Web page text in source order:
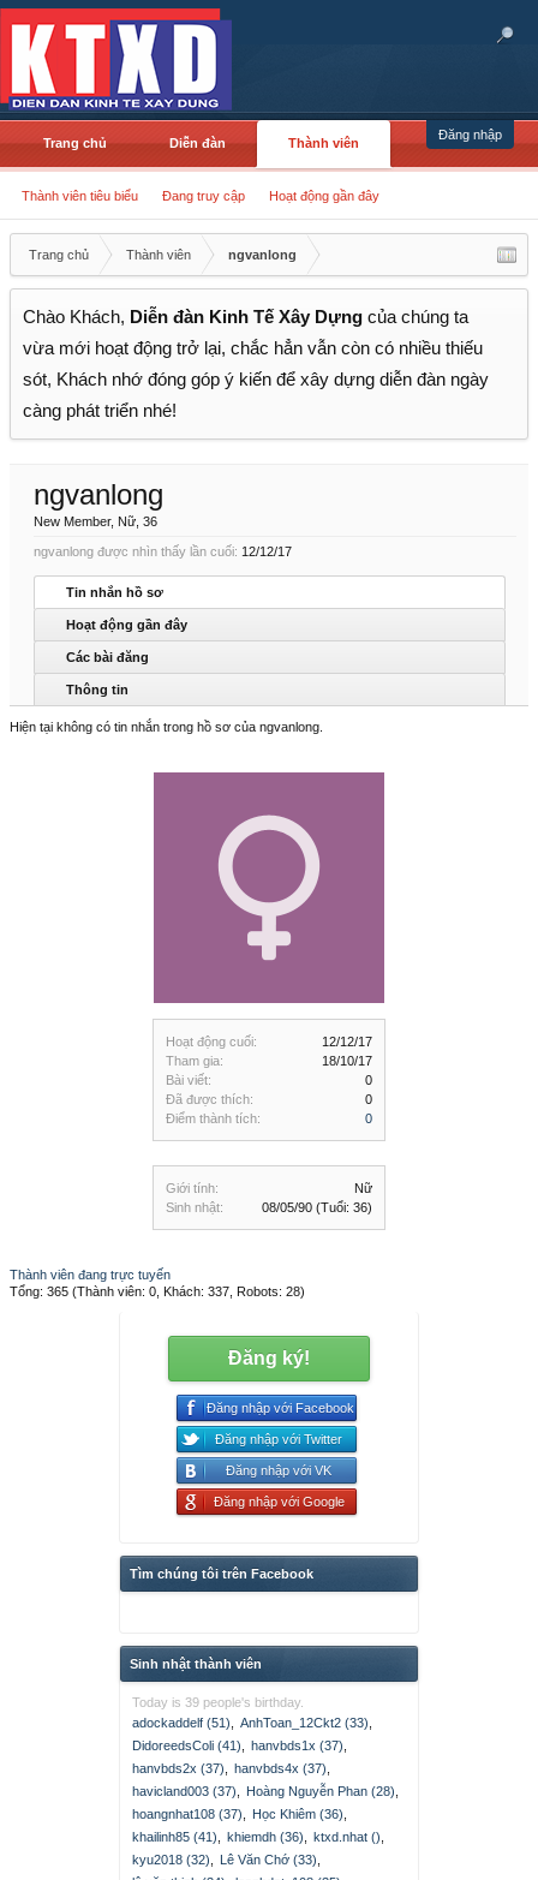
Đăng nhập
Trang chủ Diễn đàn Thành viên
Thành viên tiêu biểu Đang truy cập Hoạt động gần đây
Trang chủ Thành viên ngvanlong
Chào Khách, Diễn đàn Kinh Tế Xây Dựng của chúng ta
vừa mới hoạt động trở lại, chắc hẳn vẫn còn có nhiều thiếu
sót, Khách nhớ đóng góp ý kiến để xây dựng diễn đàn ngày
càng phát triển nhé!
Hoạt động cuối:
12/12/17
Tham gia:
18/10/17
Bài viết:
0
Đã được thích:
0
Điểm thành tích:
0
Giới tính:
Nữ
Sinh nhật:
08/05/90 (Tuổi: 36)
ngvanlong
New Member, Nữ, 36
ngvanlong được nhìn thấy lần cuối: 12/12/17
Tin nhắn hồ sơ
Hoạt động gần đây
Các bài đăng
Thông tin
Hiện tại không có tin nhắn trong hồ sơ của ngvanlong.
Thành viên đang trực tuyến
Tổng: 365 (Thành viên: 0, Khách: 337, Robots: 28)
Đăng ký!
Đăng nhập với Facebook
Đăng nhập với Twitter
Đăng nhập với VK
Đăng nhập với Google
Tìm chúng tôi trên Facebook
Sinh nhật thành viên
Today is 39 people's birthday.
adockaddelf (51)
AnhToan_12Ckt2 (33)
DidoreedsColi (41)
hanvbds1x (37)
hanvbds2x (37)
hanvbds4x (37)
havicland003 (37)
Hoàng Nguyễn Phan (28)
hoangnhat108 (37)
Học Khiêm (36)
khailinh85 (41)
khiemdh (36) ktxd.nhat ()
kyu2018 (32)
Lê Văn Chớ (33)